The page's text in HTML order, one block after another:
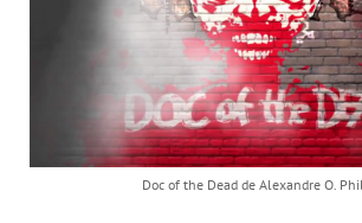
Doc of the Dead de Alexandre O.